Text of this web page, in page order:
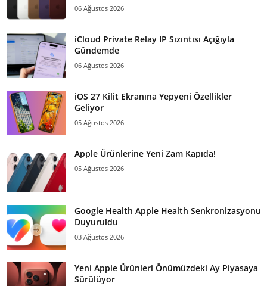
06 Ağustos 2026
iCloud Private Relay IP Sızıntısı Açığıyla
Gündemde
06 Ağustos 2026
iOS 27 Kilit Ekranına Yepyeni Özellikler
Geliyor
05 Ağustos 2026
Apple Ürünlerine Yeni Zam Kapıda!
05 Ağustos 2026
Google Health Apple Health Senkronizasyonu
Duyuruldu
03 Ağustos 2026
Yeni Apple Ürünleri Önümüzdeki Ay Piyasaya
Sürülüyor